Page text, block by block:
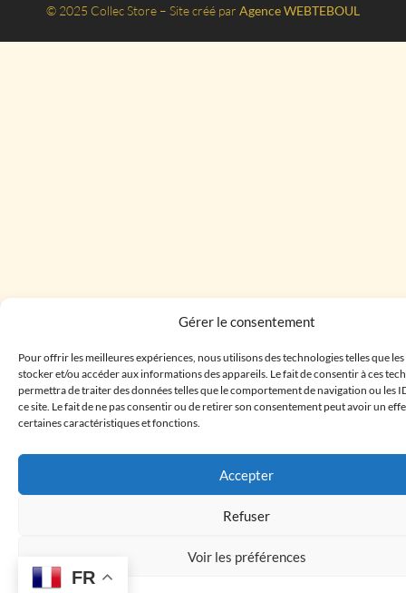
Gérer le consentement
Pour offrir les meilleures expériences, nous utilisons des technologies telles que
stocker et/ou accéder aux informations des appareils. Le fait de consentir à ces
permettra de traiter des données telles que le comportement de navigation ou les
ce site. Le fait de ne pas consentir ou de retirer son consentement peut avoir un
certaines caractéristiques et fonctions.
Accepter
Refuser
Voir les préférences
© 2025 Collec Store – Site créé par Agence WEBTEBOUL
FR